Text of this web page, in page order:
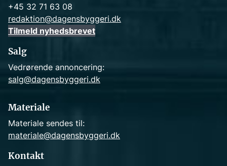
+45 32 71 63 08
redaktion@dagensbyggeri.dk
Tilmeld nyhedsbrevet
Salg
Vedrørende annoncering:
salg@dagensbyggeri.dk
Materiale
Materiale sendes til:
materiale@dagensbyggeri.dk
Kontakt